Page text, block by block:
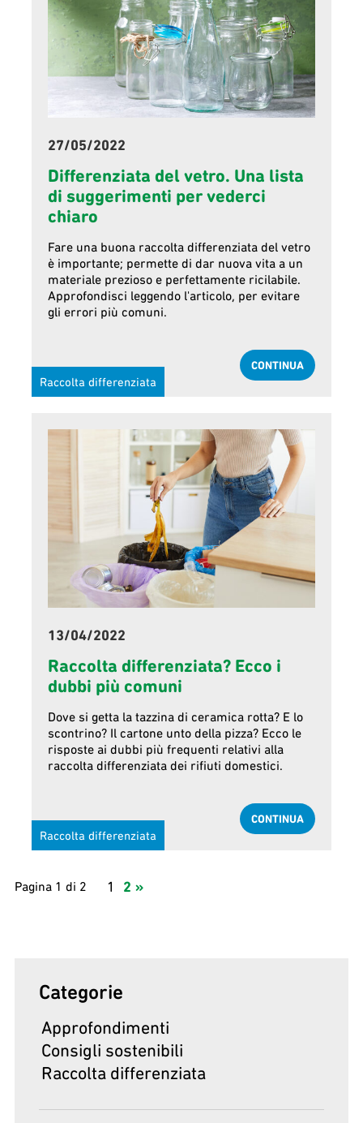
27/05/2022
Differenziata del vetro. Una lista
di suggerimenti per vederci
chiaro
Fare una buona raccolta differenziata del vetro
è importante; permette di dar nuova vita a un
materiale prezioso e perfettamente ricilabile.
Approfondisci leggendo l'articolo, per evitare
gli errori più comuni.
Raccolta differenziata
CONTINUA
13/04/2022
Raccolta differenziata? Ecco i
dubbi più comuni
Dove si getta la tazzina di ceramica rotta? E lo
scontrino? Il cartone unto della pizza? Ecco le
risposte ai dubbi più frequenti relativi alla
raccolta differenziata dei rifiuti domestici.
Raccolta differenziata
CONTINUA
Pagina 1 di 2 1 2 »
Categorie
Approfondimenti
Consigli sostenibili
Raccolta differenziata